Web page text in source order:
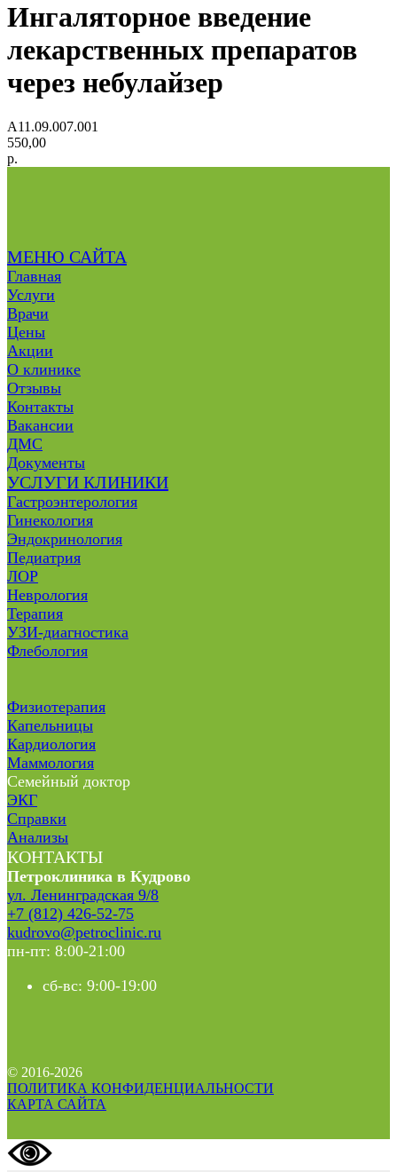
Ингаляторное введение
лекарственных препаратов
через небулайзер
A11.09.007.001
550,00
р.
МЕНЮ САЙТА
Главная
Услуги
Врачи
Цены
Акции
О клинике
Отзывы
Контакты
Вакансии
ДМС
Документы
УСЛУГИ КЛИНИКИ
Гастроэнтерология
Гинекология
Эндокринология
Педиатрия
ЛОР
Неврология
Терапия
УЗИ-диагностика
Флебология
Физиотерапия
Капельницы
Кардиология
Маммология
Семейный доктор
ЭКГ
Справки
Анализы
КОНТАКТЫ
Петроклиника в Кудрово
ул. Ленинградская 9/8
+7 (812) 426-52-75
kudrovo@petroclinic.ru
пн-пт: 8:00-21:00
сб-вс: 9:00-19:00
© 2016-2026
ПОЛИТИКА КОНФИДЕНЦИАЛЬНОСТИ
КАРТА САЙТА